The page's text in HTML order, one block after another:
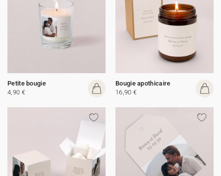
Petite bougie
4,90 €
Bougie apothicaire
16,90 €